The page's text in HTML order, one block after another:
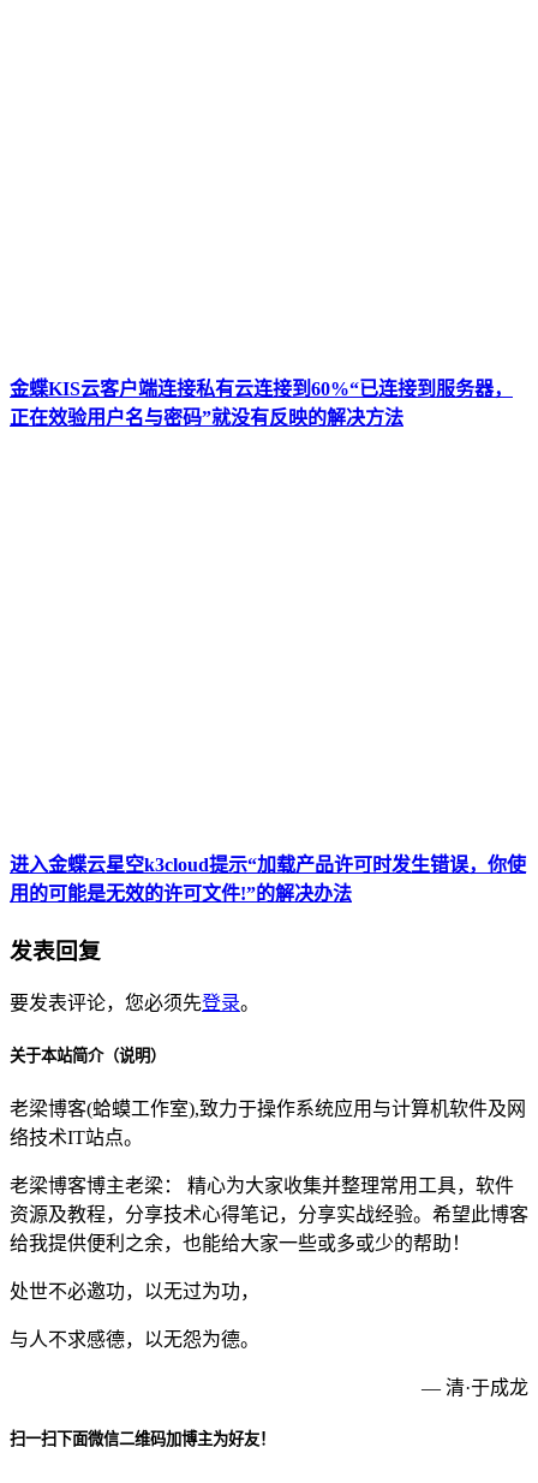
金蝶KIS云客户端连接私有云连接到60%“已连接到服务器，
正在效验用户名与密码”就没有反映的解决方法
进入金蝶云星空k3cloud提示“加载产品许可时发生错误，你使
用的可能是无效的许可文件!”的解决办法
发表回复
要发表评论，您必须先登录。
关于本站简介（说明）
老梁博客(蛤蟆工作室),致力于操作系统应用与计算机软件及网
络技术IT站点。
老梁博客博主老梁： 精心为大家收集并整理常用工具，软件
资源及教程，分享技术心得笔记，分享实战经验。希望此博客
给我提供便利之余，也能给大家一些或多或少的帮助！
处世不必邀功，以无过为功，
与人不求感德，以无怨为德。
— 清·于成龙
扫一扫下面微信二维码加博主为好友！